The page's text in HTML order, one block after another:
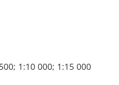
1:10 000; 1:15 000